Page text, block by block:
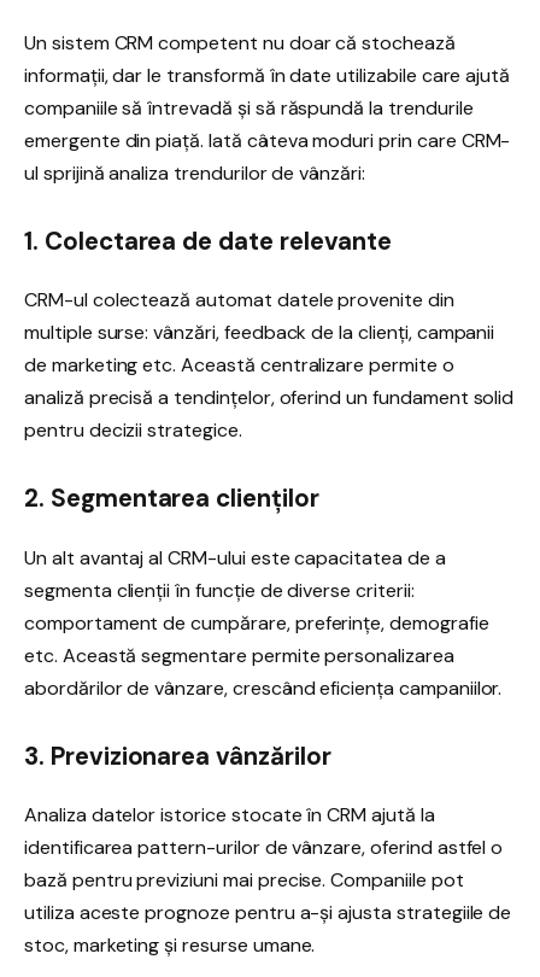
Un sistem CRM competent nu doar că stochează
informații, dar le transformă în date utilizabile care ajută
companiile să întrevadă și să răspundă la trendurile
emergente din piață. Iată câteva moduri prin care CRM-
ul sprijină analiza trendurilor de vânzări:
1. Colectarea de date relevante
CRM-ul colectează automat datele provenite din
multiple surse: vânzări, feedback de la clienți, campanii
de marketing etc. Această centralizare permite o
analiză precisă a tendințelor, oferind un fundament solid
pentru decizii strategice.
2. Segmentarea clienților
Un alt avantaj al CRM-ului este capacitatea de a
segmenta clienții în funcție de diverse criterii:
comportament de cumpărare, preferințe, demografie
etc. Această segmentare permite personalizarea
abordărilor de vânzare, crescând eficiența campaniilor.
3. Previzionarea vânzărilor
Analiza datelor istorice stocate în CRM ajută la
identificarea pattern-urilor de vânzare, oferind astfel o
bază pentru previziuni mai precise. Companiile pot
utiliza aceste prognoze pentru a-și ajusta strategiile de
stoc, marketing și resurse umane.